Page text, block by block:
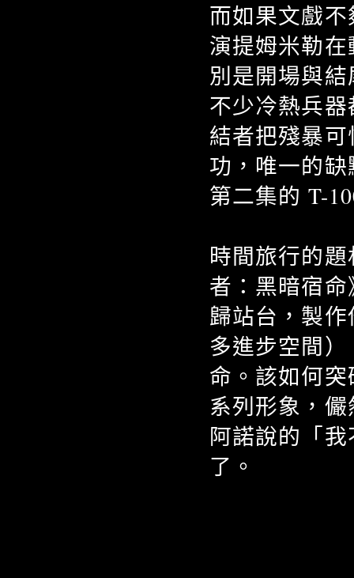
而如果文戲
演提姆米勒
別是開場與
不少冷熱兵
結者把殘暴
功，唯一的
第二集的 T-
時間旅行的
者：黑暗宿
歸站台，製
多進步空間
命。該如何
系列形象，
阿諾說的「
了。